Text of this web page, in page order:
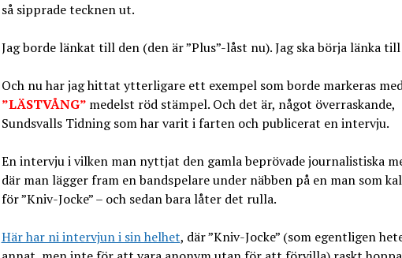
så sipprade tecknen ut.
Jag borde länkat till den (den är ”Plus”-låst nu). Jag ska börja länka till
Och nu har jag hittat ytterligare ett exempel som borde markeras
”LÄSTVÅNG” medelst röd stämpel. Och det är, något överraskande,
Sundsvalls Tidning som har varit i farten och publicerat en intervju.
En intervju i vilken man nyttjat den gamla beprövade journalistiska
där man lägger fram en bandspelare under näbben på en man som
för ”Kniv-Jocke” – och sedan bara låter det rulla.
Här har ni intervjun i sin helhet, där ”Kniv-Jocke” (som egentligen